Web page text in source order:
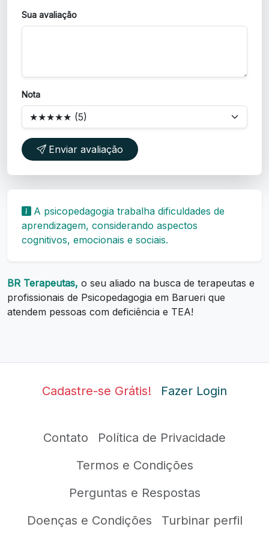
Sua avaliação
Nota
Enviar avaliação
A psicopedagogia trabalha dificuldades de
aprendizagem, considerando aspectos
cognitivos, emocionais e sociais.
BR Terapeutas, o seu aliado na busca de terapeutas e
profissionais de Psicopedagogia em Barueri que
atendem pessoas com deficiência e TEA!
Cadastre-se Grátis! Fazer Login
Contato
Política de Privacidade
Termos e Condições
Perguntas e Respostas
Doenças e Condições
Turbinar perfil